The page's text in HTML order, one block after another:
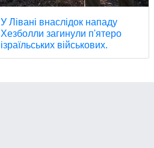
У Лівані внаслідок нападу
Хезболли загинули п'ятеро
ізраїльських військових.